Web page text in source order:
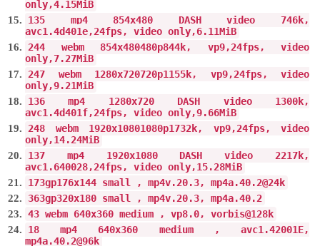
only,4.15MiB
135 mp4 854x480 DASH video 746k,
avc1 .4d401e,24fps, video only,6.11MiB
244 webm 854x480480p844k, vp9,24fps, video
only,7.27MiB
247 webm 1280x720720p1155k, vp9,24fps, video
only,9.21MiB
136 mp4 1280x720DASH video 1300k,
avc1 .4d401f,24fps, video only,9.66MiB
248 webm 1920x10801080p1732k, vp9,24fps, video
only,14.24MiB
137 mp4 1920x1080DASH video 2217k,
avc1 .640028,24fps, video only,15.28MiB
173gp176x144 small , mp4v.20.3, mp4a.40.2@24k
363gp320x180 small , mp4v.20.3, mp4a.40.2
43 webm 640x360 medium , vp8.0,
vorbis@128k
18 mp4 640x360 medium , avc1 .42001E,
mp4a.40.2@96k